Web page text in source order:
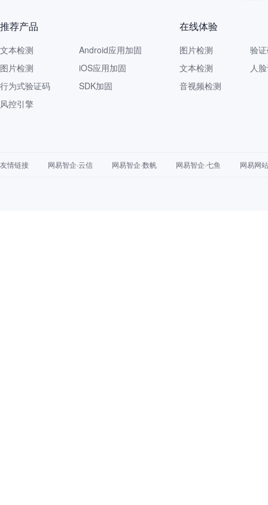
推荐产品
文本检测
图片检测
行为式验证码
风控引擎
Android应用加固
iOS应用加固
SDK加固
在线体验
图片检测
文本检测
音视频检测
验
人
友情链接 网易智企·云信 网易智企·数帆 网易智企·七鱼 网易网